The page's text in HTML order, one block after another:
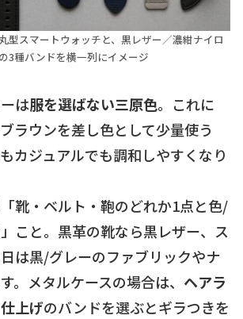
型スマートウォッチと、黒レザー／濃紺ナイロ
3種バンドを横一列にイメージ
は服を選ばない三原色。これに
ラウンを差し色として少量使う
カジュアルでも調和しやすくなり
靴・ベルト・鞄のどれか1点と色/
こと。黒革の靴なら黒レザー、ス
は黒/グレーのファブリックやナ
。メタルケースの場合は、 ヘアラ
上げのバンドを選ぶとギラつきを